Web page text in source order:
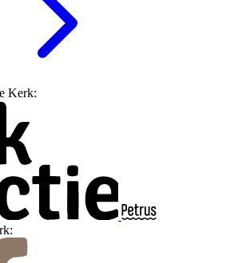
Kerk: